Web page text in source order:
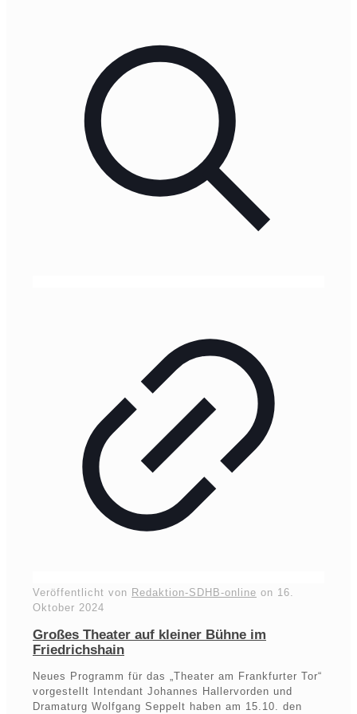
Veröffentlicht von Redaktion-SDHB-online on 16.
Oktober 2024
Großes Theater auf kleiner Bühne im
Friedrichshain
Neues Programm für das „Theater am Frankfurter Tor“
vorgestellt Intendant Johannes Hallervorden und
Dramaturg Wolfgang Seppelt haben am 15.10. den